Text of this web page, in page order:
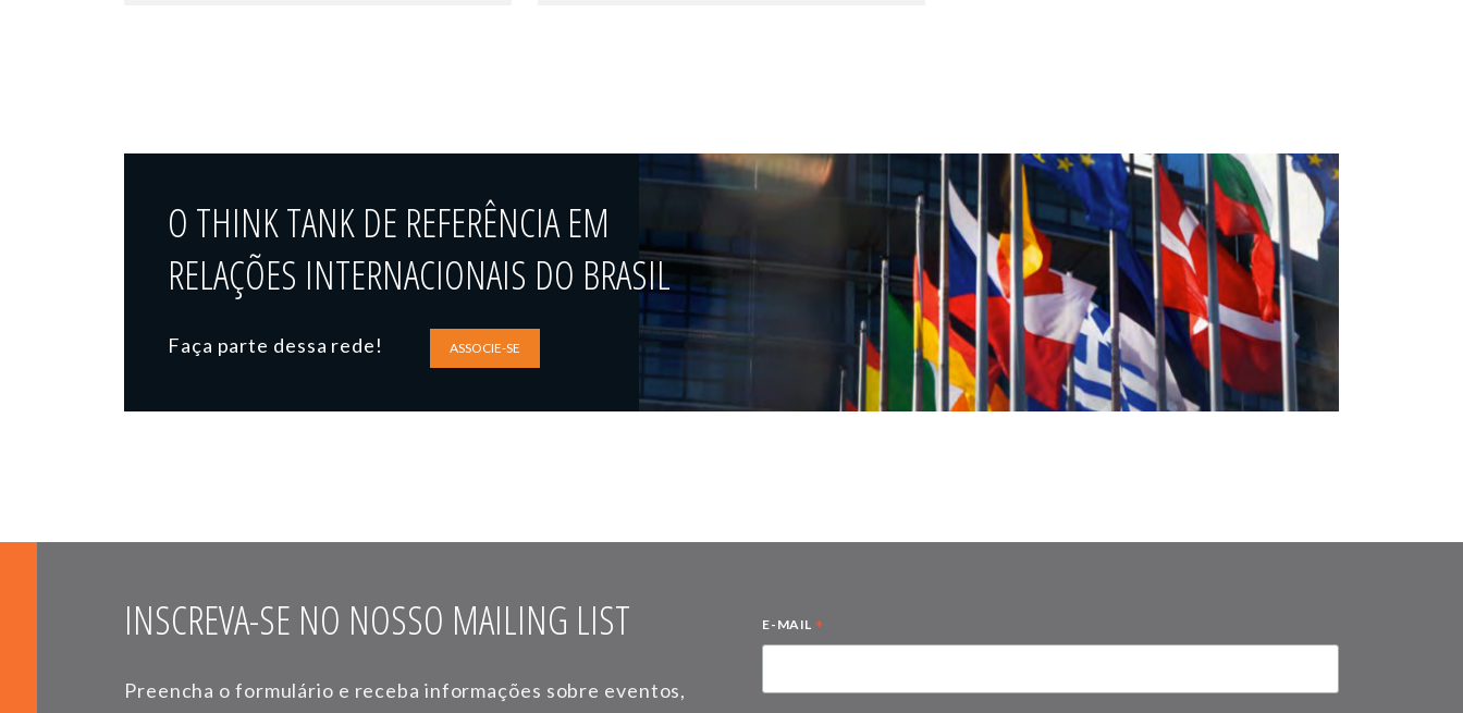
O THINK TANK DE REFERÊNCIA EM
RELAÇÕES INTERNACIONAIS DO BRASIL
Faça parte dessa rede! ASSOCIE-SE
INSCREVA-SE NO NOSSO MAILING LIST
Preencha o formulário e receba informações sobre eventos,
E-MAIL *